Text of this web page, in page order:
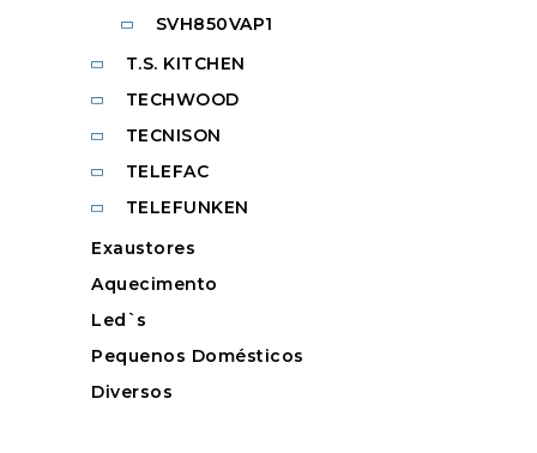
SVH850VAP1
T.S. KITCHEN
TECHWOOD
TECNISON
TELEFAC
TELEFUNKEN
Exaustores
Aquecimento
Led`s
Pequenos Domésticos
Diversos